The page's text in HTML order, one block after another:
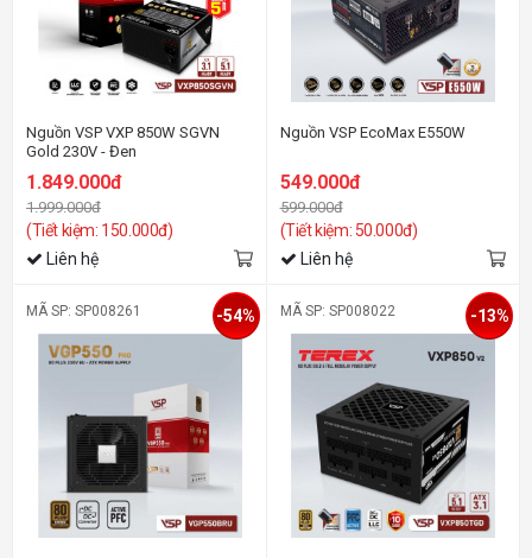
Nguồn VSP VXP 850W SGVN
Gold 230V - Đen
1.849.000đ
1.999.000đ
(Tiết kiệm: 150.000đ)
Liên hệ
Nguồn VSP EcoMax E550W
549.000đ
599.000đ
(Tiết kiệm: 50.000đ)
Liên hệ
MÃ SP: SP008261 -54% MÃ SP: SP008022 -13%